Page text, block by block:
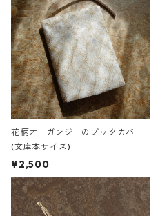
花柄オーガンジーのブックカバー
(文庫本サイズ)
¥2,500